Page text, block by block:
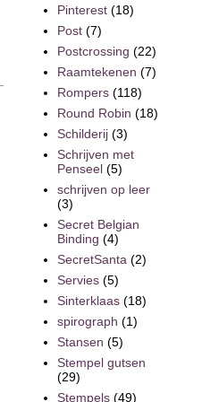
Pinterest (18)
Post (7)
Postcrossing (22)
Raamtekenen (7)
Rompers (118)
Round Robin (18)
Schilderij (3)
Schrijven met
Penseel (5)
schrijven op leer
(3)
Secret Belgian
Binding (4)
SecretSanta (2)
Servies (5)
Sinterklaas (18)
spirograph (1)
Stansen (5)
Stempel gutsen
(29)
Stempels (49)